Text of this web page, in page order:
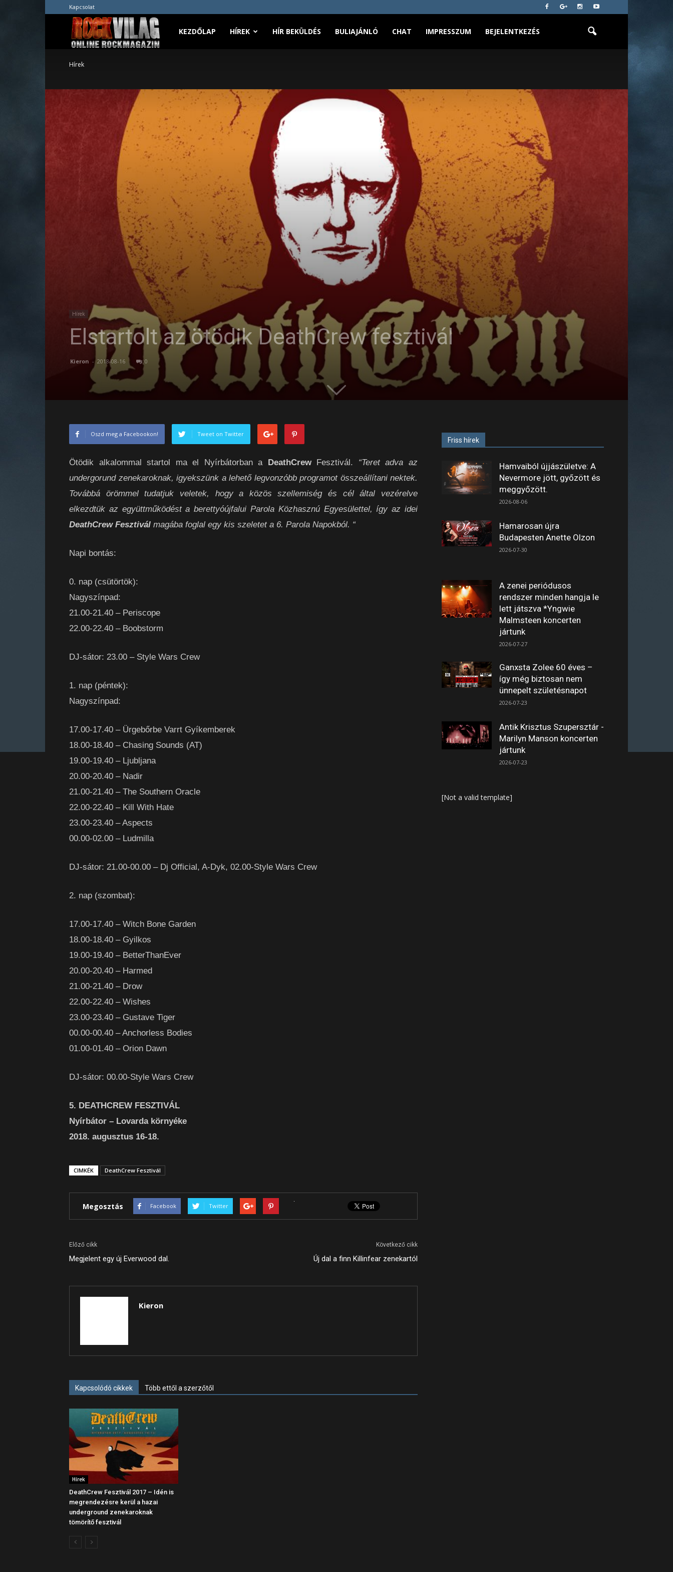
Kapcsolat
Rockvilág.hu
rockmagazin
KEZDŐLAP HÍREK HÍR BEKÜLDÉS BULIAJÁNLÓ CHAT IMPRESSZUM BEJELENTKEZÉS
Hírek
Hírek
Elstartolt az ötödik DeathCrew fesztivál
Kieron - 2018-08-16 0
Oszd meg a Facebookon! Tweet on Twitter
Ötödik alkalommal startol ma el Nyírbátorban a DeathCrewFesztivál. “Teret adva az
undergorund zenekaroknak, igyekszünk a lehető legvonzóbb programot összeállítani nektek.
Továbbá örömmel tudatjuk veletek, hogy a közös szellemiség és cél által vezérelve
elkezdtük az együttműködést a berettyóújfalui Parola Közhasznú Egyesülettel, így az idei
DeathCrew Fesztivál magába foglal egy kis szeletet a 6. Parola Napokból. “
Napi bontás:
0. nap (csütörtök):
Nagyszínpad:
21.00-21.40 – Periscope
22.00-22.40 – Boobstorm
DJ-sátor: 23.00 – Style Wars Crew
1. nap (péntek):
Nagyszínpad:
17.00-17.40 – Ürgebőrbe Varrt Gyíkemberek
18.00-18.40 – Chasing Sounds (AT)
19.00-19.40 – Ljubljana
20.00-20.40 – Nadir
21.00-21.40 – The Southern Oracle
22.00-22.40 – Kill With Hate
23.00-23.40 – Aspects
00.00-02.00 – Ludmilla
DJ-sátor: 21.00-00.00 – Dj Official, A-Dyk, 02.00-Style Wars Crew
2. nap (szombat):
17.00-17.40 – Witch Bone Garden
18.00-18.40 – Gyilkos
19.00-19.40 – BetterThanEver
20.00-20.40 – Harmed
21.00-21.40 – Drow
22.00-22.40 – Wishes
23.00-23.40 – Gustave Tiger
00.00-00.40 – Anchorless Bodies
01.00-01.40 – Orion Dawn
DJ-sátor: 00.00-Style Wars Crew
5. DEATHCREW FESZTIVÁL
Nyírbátor – Lovarda környéke
2018. augusztus 16-18.
CIMKÉK DeathCrew Fesztivál
Megosztás Facebook Twitter
Előző cikk
Megjelent egy új Everwood dal.
Következő cikk
Új dal a finn Killinfear zenekartól
Kieron
Kapcsolódó cikkek Több ettől a szerzőtől
Hírek
DeathCrew Fesztivál 2017 – Idén is
megrendezésre kerül a hazai
underground zenekaroknak
tömörítő fesztivál
Friss hírek
Hamvaiból újjászületve: A
Nevermore jött, győzött és
meggyőzött.
2026-08-06
Hamarosan újra
Budapesten Anette Olzon
2026-07-30
A zenei periódusos
rendszer minden hangja le
lett játszva *Yngwie
Malmsteen koncerten
jártunk
2026-07-27
Ganxsta Zolee 60 éves –
így még biztosan nem
ünnepelt születésnapot
2026-07-23
Antik Krisztus Szupersztár -
Marilyn Manson koncerten
jártunk
2026-07-23
[Not a valid template]